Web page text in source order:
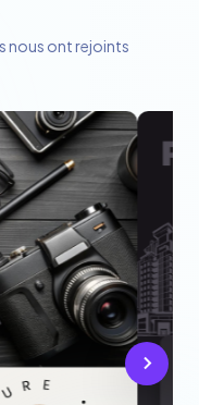
nous ont rejoints